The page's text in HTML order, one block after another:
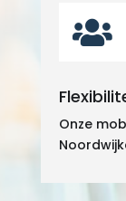

Onze